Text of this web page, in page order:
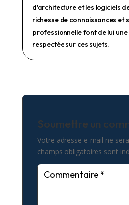
d'architecture et les logiciels
richesse de connaissances et
professionnelle font de lui
respectée sur ces sujets.
Soumettre un
Votre adresse e-mail ne
champs obligatoires sont